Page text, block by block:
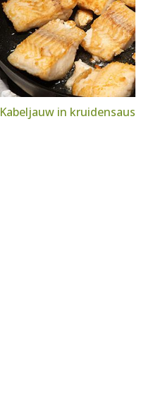
Kabeljauw in kruidensaus